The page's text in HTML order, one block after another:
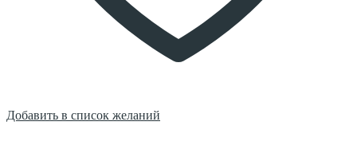
Добавить в список желаний